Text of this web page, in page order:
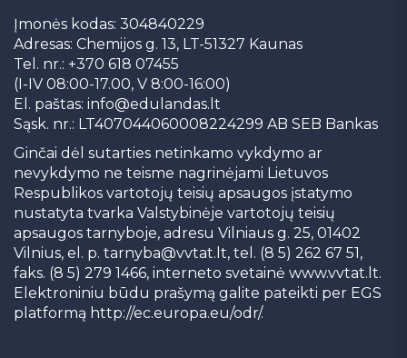
Įmonės kodas: 304840229
Adresas: Chemijos g. 13, LT-51327 Kaunas
Tel. nr.: +370 618 07455
(I-IV 08:00-17.00, V 8:00-16:00)
El. paštas: info@edulandas.lt
Sąsk. nr.: LT407044060008224299 AB SEB Bankas
Ginčai dėl sutarties netinkamo vykdymo ar
nevykdymo ne teisme nagrinėjami Lietuvos
Respublikos vartotojų teisių apsaugos įstatymo
nustatyta tvarka Valstybinėje vartotojų teisių
apsaugos tarnyboje, adresu Vilniaus g. 25, 01402
Vilnius, el. p. tarnyba@vvtat.lt, tel. (8 5) 262 67 51,
faks. (8 5) 279 1466, interneto svetainė www.vvtat.lt.
Elektroniniu būdu prašymą galite pateikti per EGS
platformą http://ec.europa.eu/odr/.